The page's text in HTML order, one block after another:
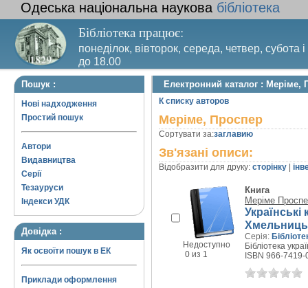
Одеська національна наукова бібліотека
Бібліотека працює:
понеділок, вівторок, середа, четвер, субота
до 18.00
Вихідний день – п’ятниця. Останній четвер
Пошук :
Нові надходження
Простий пошук
Автори
Видавництва
Серії
Тезауруси
Індекси УДК
Довідка :
Як освоїти пошук в ЕК
Приклади оформлення
Електронний каталог : Меріме,
К списку авторов
Меріме, Проспер
Сортувати за:заглавию
Зв'язані описи:
Відобразити для друку: сторінку
Недоступно
0 из 1
Книга
Меріме
Українські
Серія:
Бібліотека
ISBN 966-7419-